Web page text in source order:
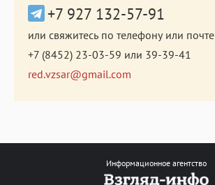
+7 927 132-57-91
или свяжитесь по телефону или почте
+7 (8452) 23-03-59 или 39-39-41
red.vzsar@gmail.com
Информационное агентство